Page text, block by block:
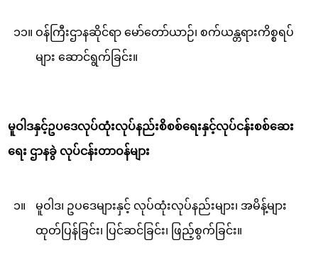
၁၁။ ဝန်ကြီးဌာနဆိုင်ရာ မော်တော်ယာဉ်၊ စက်ယန္တရားကိစ္စရပ်
များ ဆောင်ရွက်ခြင်း။
မူဝါဒနှင့်ဥပဒေလုပ်ထုံးလုပ်နည်းစိစစ်ရေးနှင့်လုပ်ငန်းစစ်ဆေး
ရေး ဌာနခွဲ လုပ်ငန်းတာဝန်များ
၁။ မူဝါဒ၊ ဥပဒေများနှင့် လုပ်ထုံးလုပ်နည်းများ၊ အမိန့်များ
ထုတ်ပြန်ခြင်း၊ ပြင်ဆင်ခြင်း၊ ဖြည့်စွက်ခြင်း။